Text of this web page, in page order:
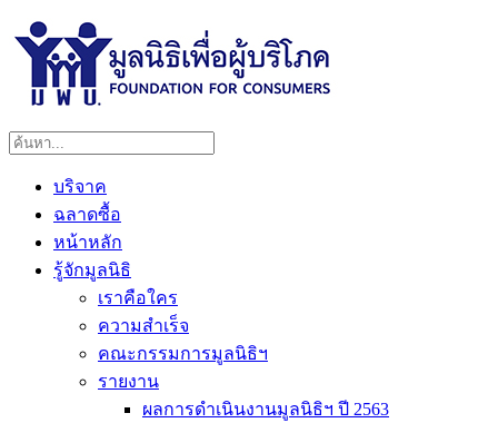
บริจาค
ฉลาดซื้อ
หน้าหลัก
รู้จักมูลนิธิ
เราคือใคร
ความสำเร็จ
คณะกรรมการมูลนิธิฯ
รายงาน
ผลการดำเนินงานมูลนิธิฯ ปี 2563